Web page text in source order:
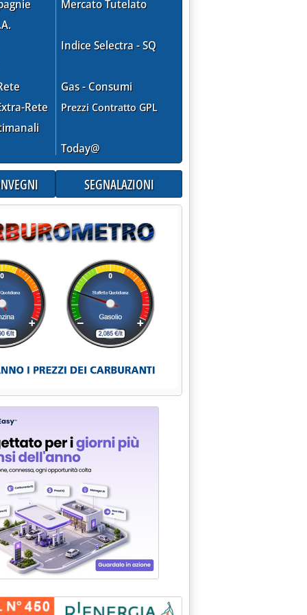
Rete
Mercato Tutelato
Indice Selectra - SQ
Gas - Consumi
Prezzi Contratto GPL
Today@
SEGNALAZIONI